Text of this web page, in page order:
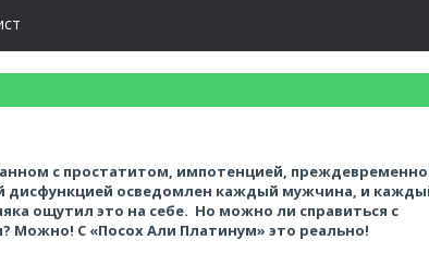
с простатитом, импотенцией,
дисфункцией осведомлен каждый мужчина, и
ощутил это на себе. Но можно ли справиться с
Можно! С «Посох Али Платинум» это реально!